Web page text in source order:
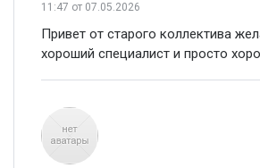
11:47 от 07.05.2026
Привет от старого коллектива
хороший специалист и просто